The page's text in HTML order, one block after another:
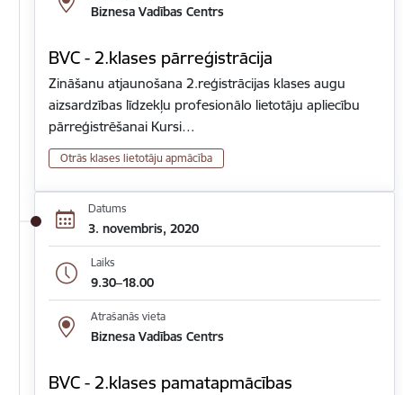
Biznesa Vadības Centrs
BVC - 2.klases pārreģistrācija
Zināšanu atjaunošana 2.reģistrācijas klases augu
aizsardzības līdzekļu profesionālo lietotāju apliecību
pārreģistrēšanai Kursi…
Otrās klases lietotāju apmācība
Datums
3. novembris, 2020
Laiks
9.30–18.00
Atrašanās vieta
Biznesa Vadības Centrs
BVC - 2.klases pamatapmācības